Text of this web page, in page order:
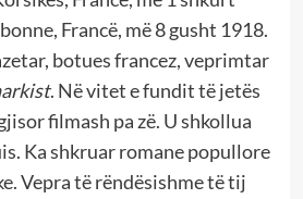
Francë, më 8 gusht 1918.
botues francez, veprimtar
. Në vitet e fundit të jetës
filmash pa zë. U shkollua
Ka shkruar romane popullore
Vepra të rëndësishme të tij